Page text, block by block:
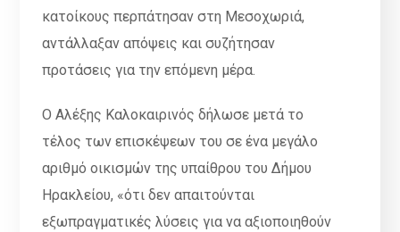
κατοίκους περπάτησαν στη Μεσοχωριά,
αντάλλαξαν απόψεις και συζήτησαν
προτάσεις για την επόμενη μέρα.
Ο Αλέξης Καλοκαιρινός δήλωσε μετά το
τέλος των επισκέψεων του σε ένα μεγάλο
αριθμό οικισμών της υπαίθρου του Δήμου
Ηρακλείου, «ότι δεν απαιτούνται
εξωπραγματικές λύσεις για να αξιοποιηθούν